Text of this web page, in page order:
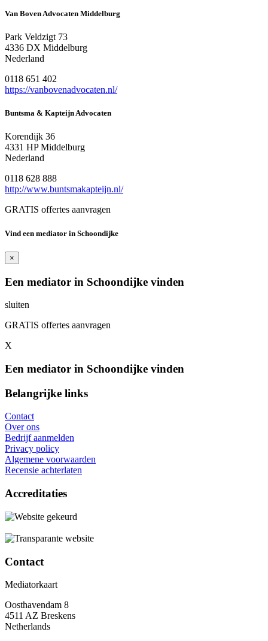
Van Boven Advocaten Middelburg
Park Veldzigt 73
4336 DX Middelburg
Nederland
0118 651 402
https://vanbovenadvocaten.nl/
Buntsma & Kapteijn Advocaten
Korendijk 36
4331 HP Middelburg
Nederland
0118 628 888
http://www.buntsmakapteijn.nl/
GRATIS offertes aanvragen
Vind een mediator in Schoondijke
×
Een mediator in Schoondijke vinden
sluiten
GRATIS offertes aanvragen
X
Een mediator in Schoondijke vinden
Belangrijke links
Contact
Over ons
Bedrijf aanmelden
Privacy policy
Algemene voorwaarden
Recensie achterlaten
Accreditaties
Contact
Mediatorkaart
Oosthavendam 8
4511 AZ Breskens
Netherlands